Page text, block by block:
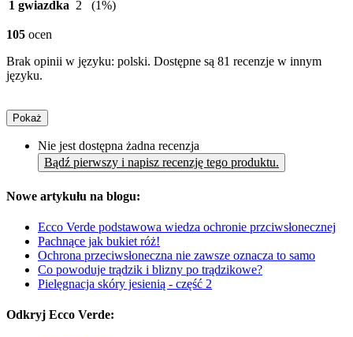
1 gwiazdka 2 (1%)
105 ocen
Brak opinii w języku: polski. Dostępne są 81 recenzje w innym
języku.
Pokaż
Nie jest dostępna żadna recenzja
Bądź pierwszy i napisz recenzję tego produktu.
Nowe artykułu na blogu:
Ecco Verde podstawowa wiedza ochronie przciwsłonecznej
Pachnące jak bukiet róż!
Ochrona przeciwsłoneczna nie zawsze oznacza to samo
Co powoduje trądzik i blizny po trądzikowe?
Pielęgnacja skóry jesienią - część 2
Odkryj Ecco Verde: